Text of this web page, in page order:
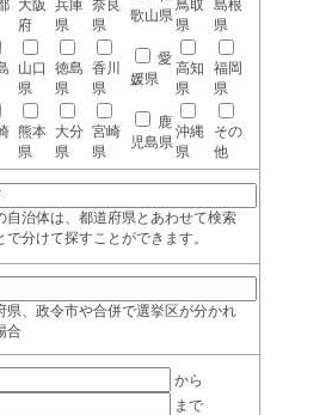
大阪
府
兵庫
県
奈良
県
歌山県
鳥取
県
島根
県
山口
県
徳島
県
香川
県
愛
媛県
高知
県
福岡
県
熊本
県
大分
県
宮崎
県
鹿
児島県
沖縄
県
その
他
治体は、都道府県とあわせて検索
で分けて探すことができます。
、政令市や合併で選挙区が分かれ
合
から
まで